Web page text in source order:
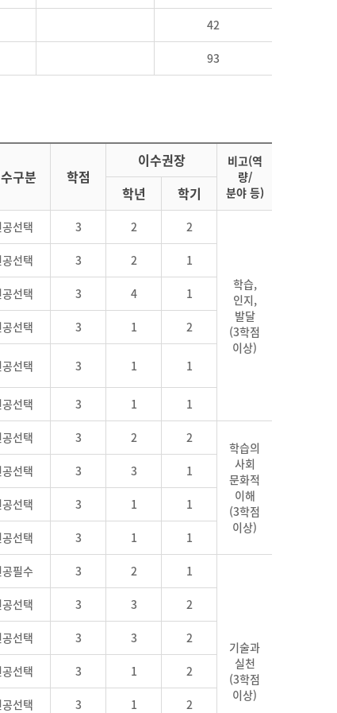
42
93
구분 학점
이수권장
비고(역
량/
분야 등)
학년 학기
공선택 3 2 2
학습,
인지,
발달
(3학점
이상)
공선택 3 2 1
공선택 3 4 1
공선택 3 1 2
공선택 3 1 1
공선택 3 1 1
공선택 3 2 2
학습의
사회
문화적
이해
(3학점
이상)
공선택 3 3 1
공선택 3 1 1
공선택 3 1 1
공필수 3 2 1
기술과
실천
(3학점
이상)
공선택 3 3 2
공선택 3 3 2
공선택 3 1 2
공선택 3 1 2